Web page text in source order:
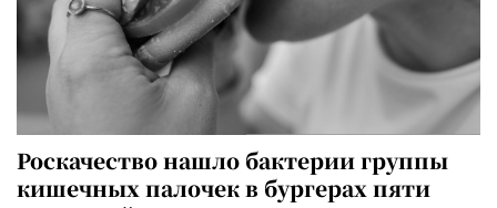
Роскачество нашло бактерии группы
кишечных палочек в бургерах пяти